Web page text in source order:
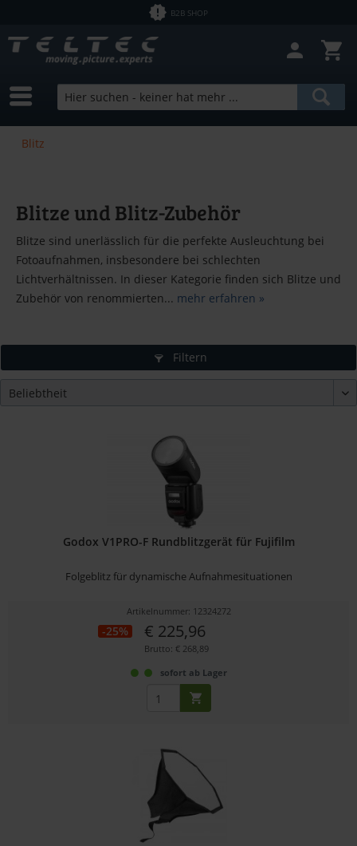
B2B SHOP
Blitz
Blitze und Blitz-Zubehör
Blitze sind unerlässlich für die perfekte Ausleuchtung bei
Fotoaufnahmen, insbesondere bei schlechten
Lichtverhältnissen. In dieser Kategorie finden sich Blitze und
Zubehör von renommierten... mehr erfahren »
Filtern
Godox V1PRO-F Rundblitzgerät für Fujifilm
Folgeblitz für dynamische Aufnahmesituationen
Artikelnummer: 12324272
-25% € 225,96
Brutto: € 268,89
sofort ab Lager